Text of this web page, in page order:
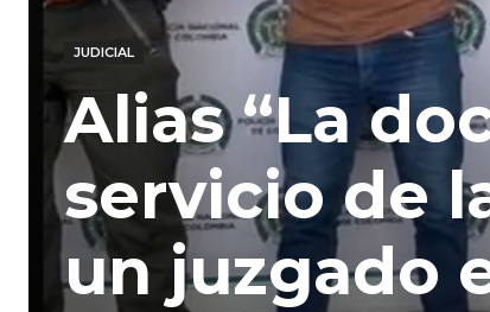
JUDICIAL
Alias “La
servicio de
un juzgado